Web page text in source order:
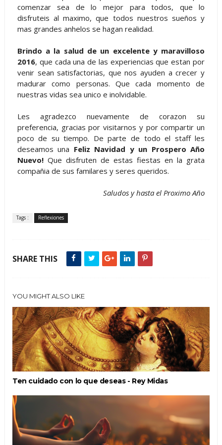
comenzar sea de lo mejor para todos, que lo
disfruteis al maximo, que todos nuestros sueños y
mas grandes anhelos se hagan realidad.
Brindo a la salud de un excelente y maravilloso
2016, que cada una de las experiencias que estan por
venir sean satisfactorias, que nos ayuden a crecer y
madurar como personas. Que cada momento de
nuestras vidas sea unico e inolvidable.
Les agradezco nuevamente de corazon su
preferencia, gracias por visitarnos y por compartir un
poco de su tiempo. De parte de todo el staff les
deseamos una Feliz Navidad y un Prospero Año
Nuevo!Que disfruten de estas fiestas en la grata
compañia de sus familares y seres queridos.
Saludos y hasta el Proximo Año
Tags : Reflexiones
SHARE THIS
YOU MIGHT ALSO LIKE
Ten cuidado con lo que deseas - Rey Midas